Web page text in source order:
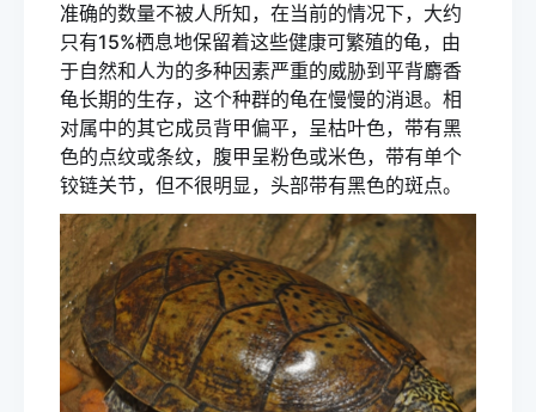
准确的数量不被人所知，在当前的情况下，大约
只有15%栖息地保留着这些健康可繁殖的龟，由
于自然和人为的多种因素严重的威胁到平背麝香
龟长期的生存，这个种群的龟在慢慢的消退。相
对属中的其它成员背甲偏平，呈枯叶色，带有黑
色的点纹或条纹，腹甲呈粉色或米色，带有单个
铰链关节，但不很明显，头部带有黑色的斑点。